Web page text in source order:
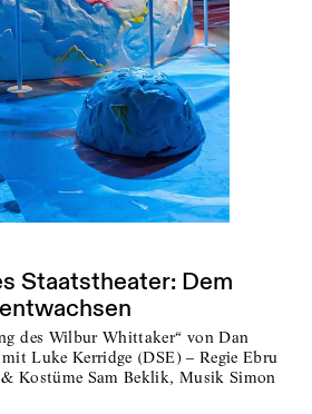
Staatstheater: Dem
des Wilbur Whittaker“ von Dan
Luke Kerridge (DSE) – Regie Ebru
& Kostüme Sam Beklik, Musik Simon